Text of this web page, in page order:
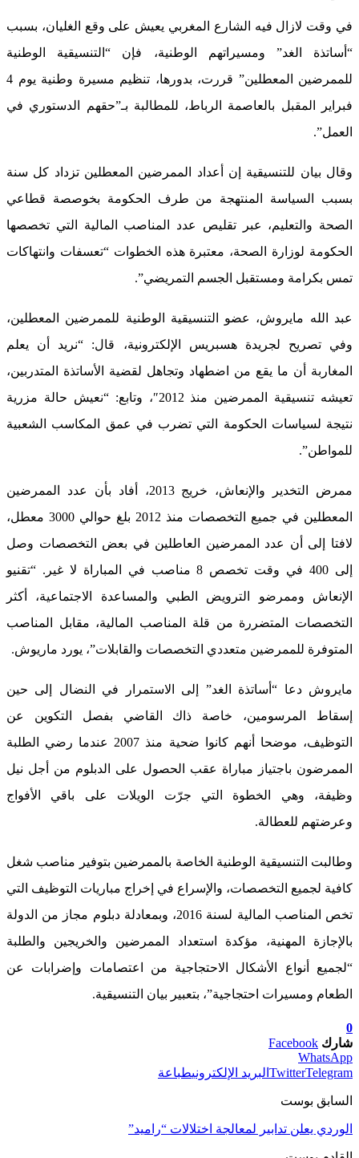
في وقت لازال فيه الشارع المغربي يعيش على وقع الغليان، بسبب
“أساتذة الغد” ومسيراتهم الوطنية، فإن “التنسيقية الوطنية
للممرضين المعطلين” قررت، بدورها، تنظيم مسيرة وطنية يوم 4
فبراير المقبل بالعاصمة الرباط، للمطالبة بـ”حقهم الدستوري في
العمل”.
وقال بيان للتنسيقية إن أعداد الممرضين المعطلين تزداد كل سنة
بسبب السياسة المنتهجة من طرف الحكومة بخوصصة قطاعي
الصحة والتعليم، عبر تقليص عدد المناصب المالية التي تخصصها
الحكومة لوزارة الصحة، معتبرة هذه الخطوات “تعسفات وانتهاكات
تمس بكرامة ومستقبل الجسم التمريضي”.
عبد الله مايروش، عضو التنسيقية الوطنية للممرضين المعطلين،
وفي تصريح لجريدة هسبريس الإلكترونية، قال: “نريد أن يعلم
المغاربة أن ما يقع من اضطهاد وتجاهل لقضية الأساتذة المتدربين،
تعيشه تنسيقية الممرضين منذ 2012″، وتابع: “نعيش حالة مزرية
نتيجة لسياسات الحكومة التي تضرب في عمق المكاسب الشعبية
للمواطن”.
ممرض التخدير والإنعاش، خريج 2013، أفاد بأن عدد الممرضين
المعطلين في جميع التخصصات منذ 2012 بلغ حوالي 3000 معطل،
لافتا إلى أن عدد الممرضين العاطلين في بعض التخصصات وصل
إلى 400 في وقت تخصص 8 مناصب في المباراة لا غير. “تقنيو
الإنعاش وممرضو الترويض الطبي والمساعدة الاجتماعية، أكثر
التخصصات المتضررة من قلة المناصب المالية، مقابل المناصب
المتوفرة للممرضين متعددي التخصصات والقابلات”، يورد ماريوش.
مايروش دعا “أساتذة الغد” إلى الاستمرار في النضال إلى حين
إسقاط المرسومين، خاصة ذاك القاضي بفصل التكوين عن
التوظيف، موضحا أنهم كانوا ضحية منذ 2007 عندما رضي الطلبة
الممرضون باجتياز مباراة عقب الحصول على الدبلوم من أجل نيل
وظيفة، وهي الخطوة التي جرّت الويلات على باقي الأفواج
وعرضتهم للعطالة.
وطالبت التنسيقية الوطنية الخاصة بالممرضين بتوفير مناصب شغل
كافية لجميع التخصصات، والإسراع في إخراج مباريات التوظيف التي
تخص المناصب المالية لسنة 2016، وبمعادلة دبلوم مجاز من الدولة
بالإجازة المهنية، مؤكدة استعداد الممرضين والخريجين والطلبة
“لجميع أنواع الأشكال الاحتجاجية من اعتصامات وإضرابات عن
الطعام ومسيرات احتجاجية”، بتعبير بيان التنسيقية.
0
شارك Facebook
WhatsApp
TwitterTelegram البريد الإلكترونيطباعة
السابق بوست
الوردي يعلن تدابير لمعالجة اختلالات “راميد”